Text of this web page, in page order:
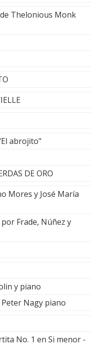
Thelonious Monk
abrojito"
DE ORO
Mores y José María
Frade, Núñez y
y piano
Nagy piano
No. 1 en Si menor -